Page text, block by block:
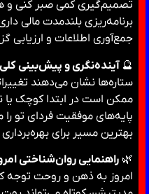
تصمیم‌گیری کمی صبر کنی و
برنامه‌ریزی بلندمدت مالی
جمع‌آوری اطلاعات و ارزیابی
🔮آینده‌نگری و پیش‌بینی کلی
ستاره‌ها نشان می‌دهند
ممکن است در ابتدا کوچک یا
پایه‌های موفقیت فردای تو
بهترین مسیر برای
🌿 راهنمایی روان‌شناختی
امروز به ذهن و روحت توجه